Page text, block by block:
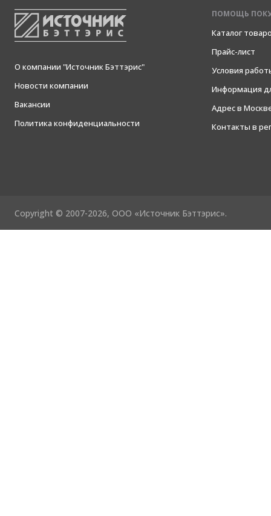
О компании "Источник Бэттэрис"
Новости компании
Вакансии
Политика конфиденциальности
ПОМОЩЬ
Каталог
Прайс-лист
Условия
Информация
Адрес в
Контакты в
Copyright © 2007-2026, ООО «Источник Бэттэрис».